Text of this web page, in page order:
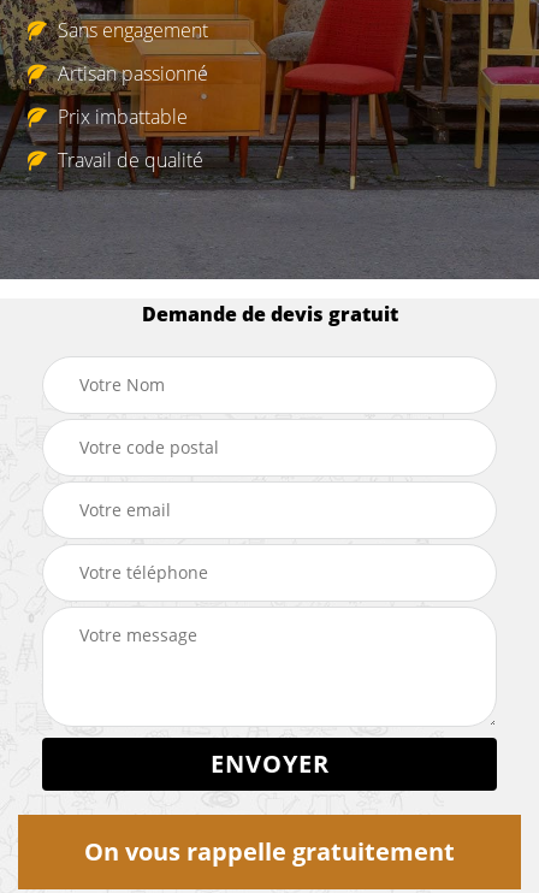
Sans engagement
Artisan passionné
Prix imbattable
Travail de qualité
Demande de devis gratuit
On vous rappelle gratuitement